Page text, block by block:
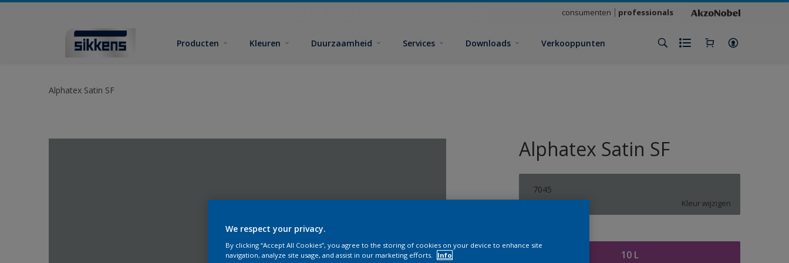
consumenten professionals
Producten Kleuren Duurzaamheid Services Downloads Verkooppunten
Alphatex Satin SF
Alphatex Satin SF
7045
Kleur wijzigen
10 L
We respect your privacy.
By clicking “Accept All Cookies”, you agree to the storing of cookies on your device to enhance site
navigation, analyze site usage, and assist in our marketing efforts.
Info